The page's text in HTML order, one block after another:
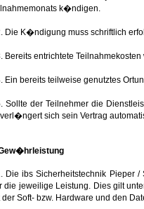
k�ndigen.
Die K�ndigung muss schriftlich
Bereits entrichtete
Ein bereits teilweise genutztes
Sollte der Teilnehmer die
sich sein Vertrag
Die ibs Sicherheitstechnik Pieper
jeweilige Leistung. Dies gilt
der Soft- bzw. Hardware und den